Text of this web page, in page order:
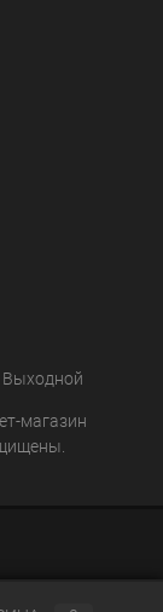
Выходной
магазин